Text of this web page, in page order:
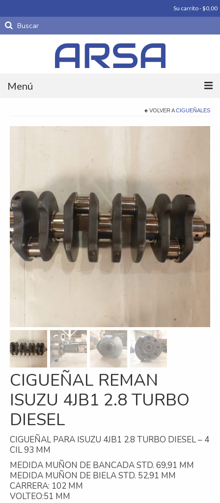
Su carrito-$0,00
Buscar
por:
Menú
Piezas parte
Productos importados
Refrigeración
Servicios
A campo
Generación
Inyección
Mecanizado
Motores
Reman
Turbos
Contacto
Nosotros
Galeria
VOLVER ACIGUEÑALES
CIGUEÑAL REMAN
ISUZU 4JB1 2.8 TURBO
DIESEL
CIGUEÑAL PARA ISUZU 4JB1 2.8 TURBO DIESEL – 4
CIL 93 MM
MEDIDA MUÑON DE BANCADA STD. 69,91 MM
MEDIDA MUÑON DE BIELA STD. 52,91 MM
CARRERA: 102 MM
VOLTEO:51 MM